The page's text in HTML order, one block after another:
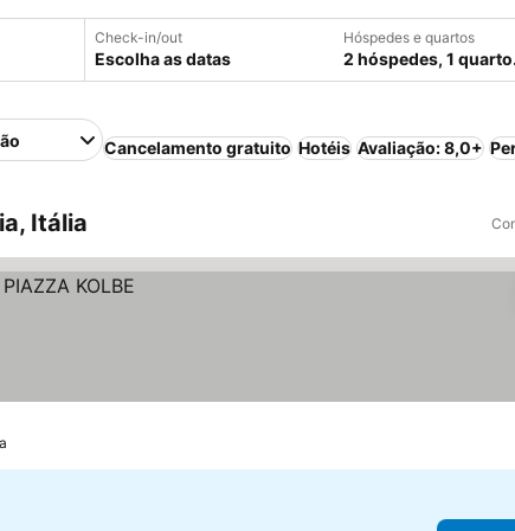
Check-in/out
Escolha as datas
Hóspedes e quartos
2 hóspedes, 1 quarto.
Cancelamento gratuito Hotéis Avaliação: 8,0+
Itália